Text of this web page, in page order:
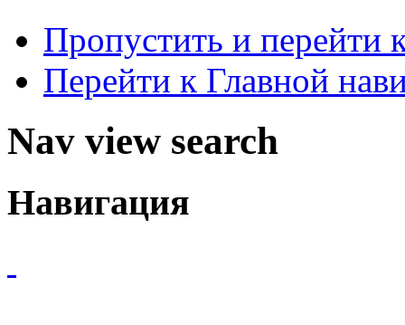
Пропустить и перейти
Перейти к Главной
Nav view search
Навигация